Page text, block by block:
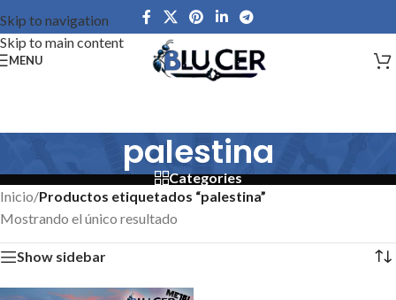
Skip to navigation
Skip to main content
MENU
palestina
Categories
Inicio/Productos etiquetados “palestina”
Mostrando el único resultado
Show sidebar